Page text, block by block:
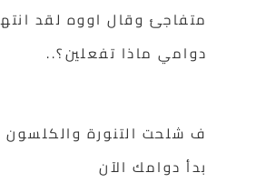
متفاجئ وقال اووه لقد انتهى
دوامي ماذا تفعلين؟..
ف شلحت التنورة والكلسون وقلت
بدأ دوامك الآن